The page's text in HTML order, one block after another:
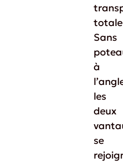
Sans
à
les
deux
se